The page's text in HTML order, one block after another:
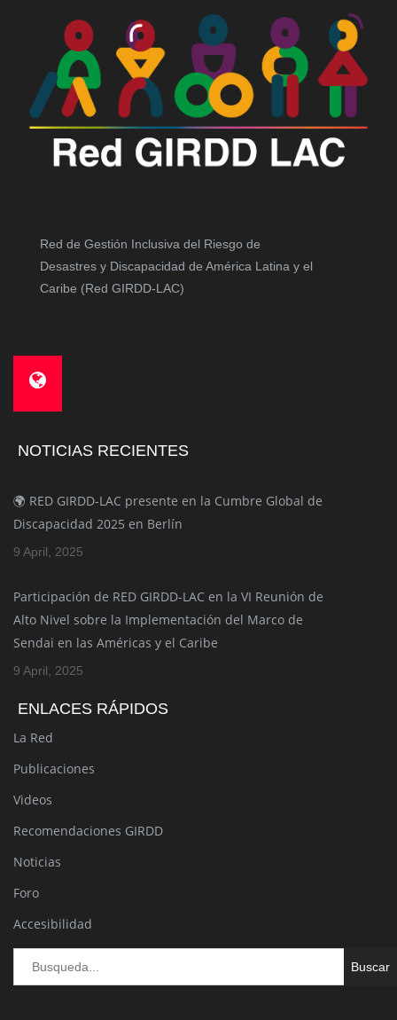
Red de Gestión Inclusiva del Riesgo de
Desastres y Discapacidad de América Latina y el
Caribe (Red GIRDD-LAC)
NOTICIAS RECIENTES
🌍 RED GIRDD-LAC presente en la Cumbre Global de
Discapacidad 2025 en Berlín
9 April, 2025
Participación de RED GIRDD-LAC en la VI Reunión de
Alto Nivel sobre la Implementación del Marco de
Sendai en las Américas y el Caribe
9 April, 2025
ENLACES RÁPIDOS
La Red
Publicaciones
Videos
Recomendaciones GIRDD
Noticias
Foro
Accesibilidad